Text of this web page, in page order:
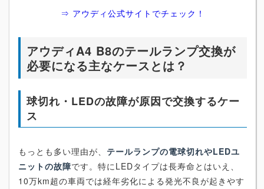
⇒ アウディ公式サイトでチェック！
アウディA4 B8のテールランプ交換が
必要になる主なケースとは？
球切れ・LEDの故障が原因で交換するケー
ス
もっとも多い理由が、 テールランプの電球切れやLEDユ
ニットの故障です。特にLEDタイプは長寿命とはいえ、
10万km超の車両では経年劣化による発光不良が起きやす